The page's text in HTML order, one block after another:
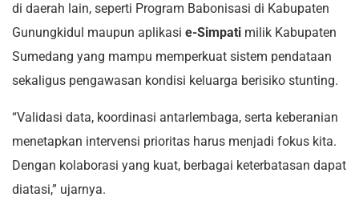
di daerah lain, seperti Program Babonisasi di Kabupaten
Gunungkidul maupun aplikasi e-Simpati milik Kabupaten
Sumedang yang mampu memperkuat sistem pendataan
sekaligus pengawasan kondisi keluarga berisiko stunting.
“Validasi data, koordinasi antarlembaga, serta keberanian
menetapkan intervensi prioritas harus menjadi fokus kita.
Dengan kolaborasi yang kuat, berbagai keterbatasan dapat
diatasi,” ujarnya.